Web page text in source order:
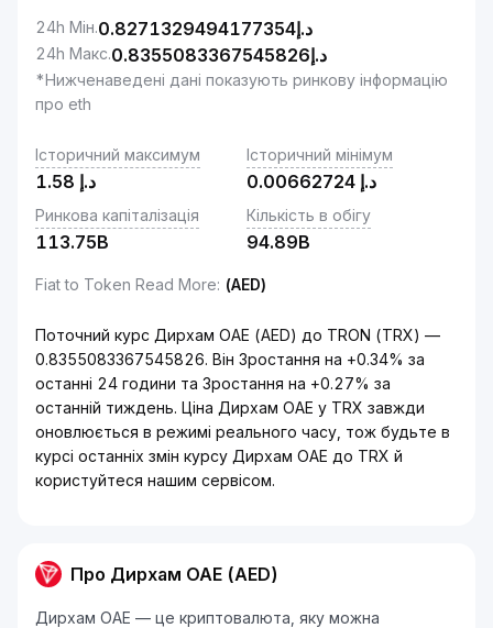
24h Мін. د.إ0.8271329494177354
24h Макс. د.إ0.8355083367545826
*Нижченаведені дані показують ринкову інформацію
про eth
Історичний максимум
د.إ 1.58
Історичний мінімум
د.إ 0.00662724
Ринкова капіталізація
113.75B
Кількість в обігу
94.89B
Fiat to Token Read More: (AED)
Поточний курс Дирхам ОАЕ (AED) до TRON (TRX) —
0.8355083367545826. Він Зростання на +0.34% за
останні 24 години та Зростання на +0.27% за
останній тиждень. Ціна Дирхам ОАЕ у TRX завжди
оновлюється в режимі реального часу, тож будьте в
курсі останніх змін курсу Дирхам ОАЕ до TRX й
користуйтеся нашим сервісом.
Про Дирхам ОАЕ (AED)
Дирхам ОАЕ — це криптовалюта, яку можна